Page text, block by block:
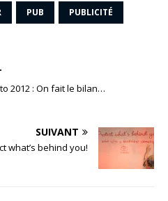
PUB PUBLICITÉ
2012 : On fait le bilan…
SUIVANT
what’s behind you!